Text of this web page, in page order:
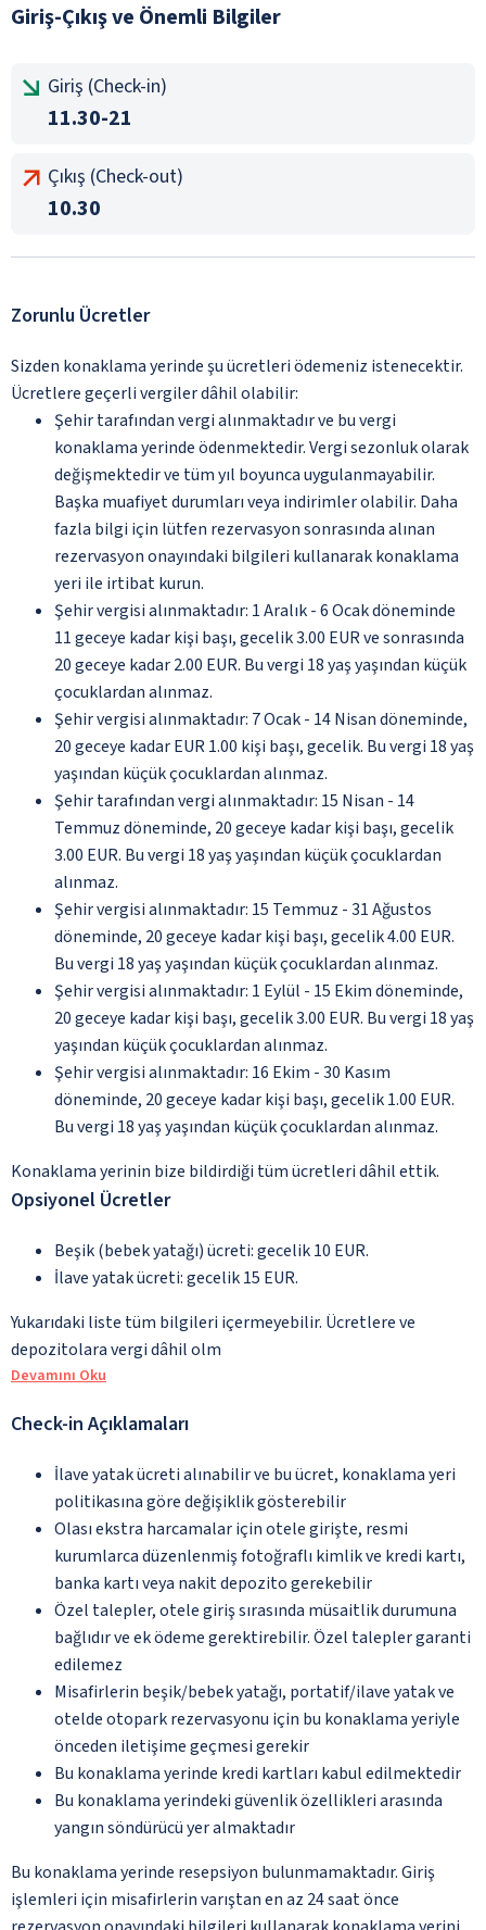
Giriş-Çıkış ve Önemli Bilgiler
Giriş (Check-in)
11.30-21
Çıkış (Check-out)
10.30
Zorunlu Ücretler
Sizden konaklama yerinde şu ücretleri ödemeniz istenecektir.
Ücretlere geçerli vergiler dâhil olabilir:
Şehir tarafından vergi alınmaktadır ve bu vergi
konaklama yerinde ödenmektedir. Vergi sezonluk olarak
değişmektedir ve tüm yıl boyunca uygulanmayabilir.
Başka muafiyet durumları veya indirimler olabilir. Daha
fazla bilgi için lütfen rezervasyon sonrasında alınan
rezervasyon onayındaki bilgileri kullanarak konaklama
yeri ile irtibat kurun.
Şehir vergisi alınmaktadır: 1 Aralık - 6 Ocak döneminde
11 geceye kadar kişi başı, gecelik 3.00 EUR ve sonrasında
20 geceye kadar 2.00 EUR. Bu vergi 18 yaş yaşından küçük
çocuklardan alınmaz.
Şehir vergisi alınmaktadır: 7 Ocak - 14 Nisan döneminde,
20 geceye kadar EUR 1.00 kişi başı, gecelik. Bu vergi 18 yaş
yaşından küçük çocuklardan alınmaz.
Şehir tarafından vergi alınmaktadır: 15 Nisan - 14
Temmuz döneminde, 20 geceye kadar kişi başı, gecelik
3.00 EUR. Bu vergi 18 yaş yaşından küçük çocuklardan
alınmaz.
Şehir vergisi alınmaktadır: 15 Temmuz - 31 Ağustos
döneminde, 20 geceye kadar kişi başı, gecelik 4.00 EUR.
Bu vergi 18 yaş yaşından küçük çocuklardan alınmaz.
Şehir vergisi alınmaktadır: 1 Eylül - 15 Ekim döneminde,
20 geceye kadar kişi başı, gecelik 3.00 EUR. Bu vergi 18 yaş
yaşından küçük çocuklardan alınmaz.
Şehir vergisi alınmaktadır: 16 Ekim - 30 Kasım
döneminde, 20 geceye kadar kişi başı, gecelik 1.00 EUR.
Bu vergi 18 yaş yaşından küçük çocuklardan alınmaz.
Konaklama yerinin bize bildirdiği tüm ücretleri dâhil ettik.
Opsiyonel Ücretler
Beşik (bebek yatağı) ücreti: gecelik 10 EUR.
İlave yatak ücreti: gecelik 15 EUR.
Yukarıdaki liste tüm bilgileri içermeyebilir. Ücretlere ve
depozitolara vergi dâhil olm
Devamını Oku
Check-in Açıklamaları
İlave yatak ücreti alınabilir ve bu ücret, konaklama yeri
politikasına göre değişiklik gösterebilir
Olası ekstra harcamalar için otele girişte, resmi
kurumlarca düzenlenmiş fotoğraflı kimlik ve kredi kartı,
banka kartı veya nakit depozito gerekebilir
Özel talepler, otele giriş sırasında müsaitlik durumuna
bağlıdır ve ek ödeme gerektirebilir. Özel talepler garanti
edilemez
Misafirlerin beşik/bebek yatağı, portatif/ilave yatak ve
otelde otopark rezervasyonu için bu konaklama yeriyle
önceden iletişime geçmesi gerekir
Bu konaklama yerinde kredi kartları kabul edilmektedir
Bu konaklama yerindeki güvenlik özellikleri arasında
yangın söndürücü yer almaktadır
Bu konaklama yerinde resepsiyon bulunmamaktadır. Giriş
işlemleri için misafirlerin varıştan en az 24 saat önce